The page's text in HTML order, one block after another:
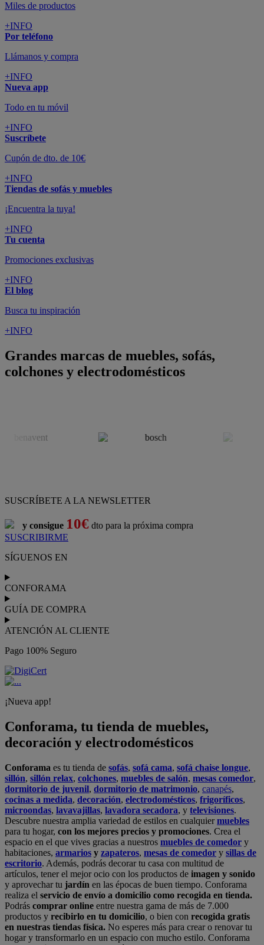
Miles de productos
+INFO
Por teléfono
Llámanos y compra
+INFO
Nueva app
Todo en tu móvil
+INFO
Suscríbete
Cupón de dto. de 10€
+INFO
Tiendas de sofás y muebles
¡Encuentra la tuya!
+INFO
Tu cuenta
Promociones exclusivas
+INFO
El blog
Busca tu inspiración
+INFO
Grandes marcas de muebles, sofás,
colchones y electrodomésticos
SUSCRÍBETE A LA NEWSLETTER
y consigue 10€ dto para la próxima compra
SUSCRIBIRME
SÍGUENOS EN
CONFORAMA
GUÍA DE COMPRA
ATENCIÓN AL CLIENTE
Pago 100% Seguro
¡Nueva app!
Conforama, tu tienda de muebles,
decoración y electrodomésticos
Conforama es tu tienda de sofás, sofá cama, sofá chaise longue,
sillón, sillón relax, colchones, muebles de salón, mesas comedor,
dormitorio de juvenil, dormitorio de matrimonio, canapés,
cocinas a medida, decoración, electrodomésticos, frigoríficos,
microondas, lavavajillas, lavadora secadora, y televisiones.
Descubre nuestra amplia variedad de estilos en cualquiermuebles
para tu hogar, con los mejores precios y promociones. Crea el
espacio en el que vives gracias a nuestros muebles de comedor y
habitaciones, armarios y zapateros, mesas de comedor y sillas de
escritorio. Además, podrás decorar tu casa con multitud de
artículos, tener el mejor ocio con los productos de imagen y sonido
y aprovechar tu jardín en las épocas de buen tiempo. Conforama
realiza el servicio de envío a domicilio como recogida en tienda.
Podrás comprar online entre nuestra gama de más de 7.000
productos y recibirlo en tu domicilio, o bien con recogida gratis
en nuestras tiendas física. No esperes más para crear o renovar tu
hogar y transformarlo en un espacio con mucho estilo. Conforama